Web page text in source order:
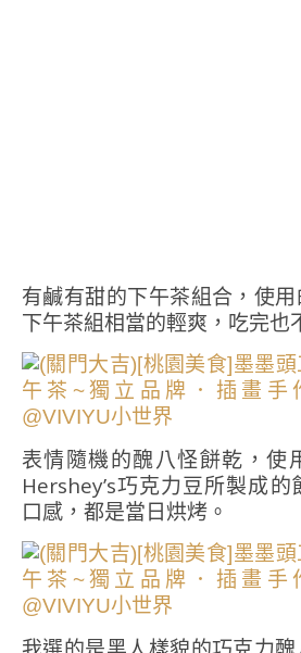
有鹹有甜的下午茶組合，使用
下午茶組相當的輕爽，吃完也
表情隨機的醜八怪餅乾，使
Hershey’s巧克力豆所製成
口感，都是當日烘烤。